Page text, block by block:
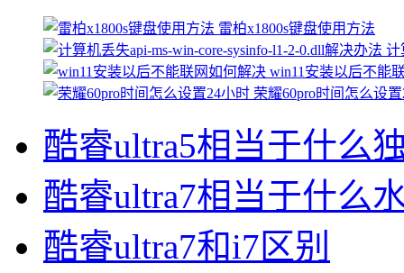
雷柏x1800s键盘使用方法
计
win11安装以后不能
荣耀60pro时间怎么设
酷睿ultra5相当于什么
酷睿ultra7相当于什么
酷睿ultra7和i7区别